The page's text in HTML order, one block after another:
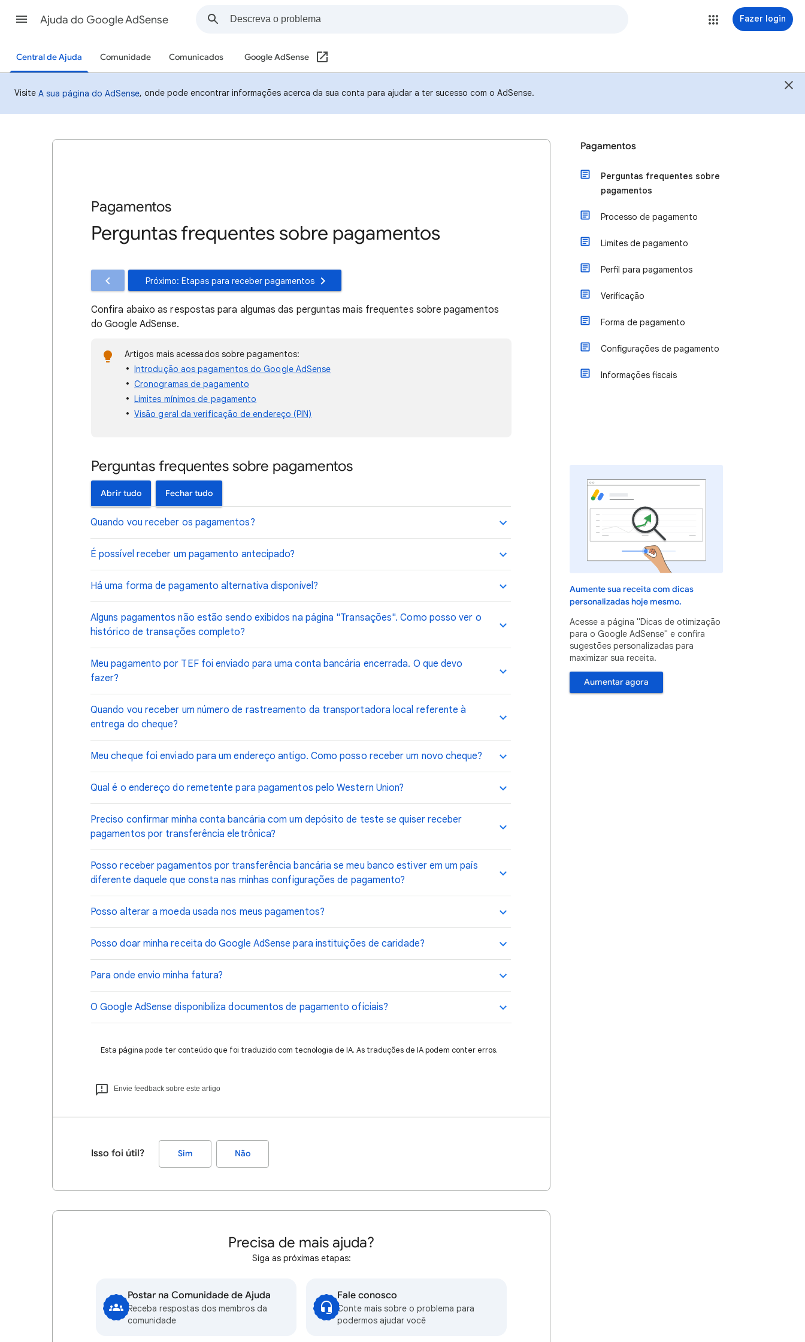
Ajuda do Google AdSense Fazer login
Central de Ajuda Comunidade Comunicados Google AdSense
Visite A sua página do AdSense, onde pode encontrar informações acerca da sua conta para ajudar a ter sucesso com o AdSense.
Pagamentos
Perguntas frequentes sobre pagamentos
Próximo: Etapas para receber pagamentos
Confira abaixo as respostas para algumas das perguntas mais frequentes sobre pagamentos
do Google AdSense.
Artigos mais acessados sobre pagamentos:
Introdução aos pagamentos do Google AdSense
Cronogramas de pagamento
Limites mínimos de pagamento
Visão geral da verificação de endereço (PIN)
Perguntas frequentes sobre pagamentos
Abrir tudo Fechar tudo
Quando vou receber os pagamentos?
É possível receber um pagamento antecipado?
Há uma forma de pagamento alternativa disponível?
Alguns pagamentos não estão sendo exibidos na página "Transações". Como posso ver o
histórico de transações completo?
Meu pagamento por TEF foi enviado para uma conta bancária encerrada. O que devo
fazer?
Quando vou receber um número de rastreamento da transportadora local referente à
entrega do cheque?
Meu cheque foi enviado para um endereço antigo. Como posso receber um novo cheque?
Qual é o endereço do remetente para pagamentos pelo Western Union?
Preciso confirmar minha conta bancária com um depósito de teste se quiser receber
pagamentos por transferência eletrônica?
Posso receber pagamentos por transferência bancária se meu banco estiver em um país
diferente daquele que consta nas minhas configurações de pagamento?
Posso alterar a moeda usada nos meus pagamentos?
Posso doar minha receita do Google AdSense para instituições de caridade?
Para onde envio minha fatura?
O Google AdSense disponibiliza documentos de pagamento oficiais?
Esta página pode ter conteúdo que foi traduzido com tecnologia de IA. As traduções de IA podem conter erros.
Envie feedback sobre este artigo
Isso foi útil? Sim Não
Precisa de mais ajuda?
Siga as próximas etapas:
Postar na Comunidade de Ajuda
Receba respostas dos membros da
comunidade
Fale conosco
Conte mais sobre o problema para
podermos ajudar você
Pagamentos
Perguntas frequentes sobre
pagamentos
Processo de pagamento
Limites de pagamento
Perfil para pagamentos
Verificação
Forma de pagamento
Configurações de pagamento
Informações fiscais
Aumente sua receita com dicas
personalizadas hoje mesmo.
Acesse a página "Dicas de otimização
para o Google AdSense" e confira
sugestões personalizadas para
maximizar sua receita.
Aumentar agora